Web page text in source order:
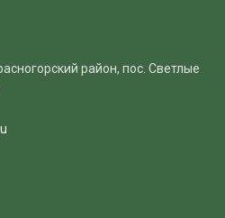
район, пос. Светлые